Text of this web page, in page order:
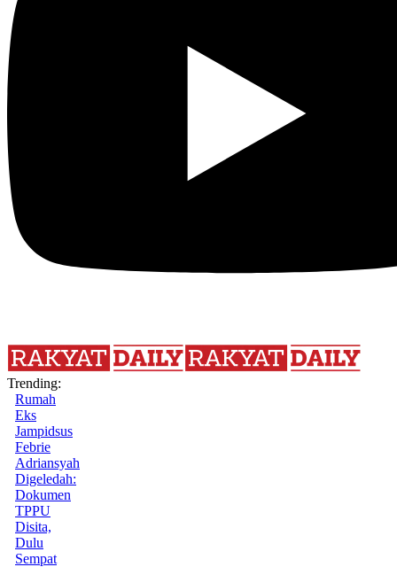
Trending:
Rumah
Eks
Jampidsus
Febrie
Adriansyah
Digeledah:
Dokumen
TPPU
Disita,
Dulu
Sempat